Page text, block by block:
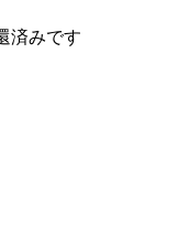
済みです